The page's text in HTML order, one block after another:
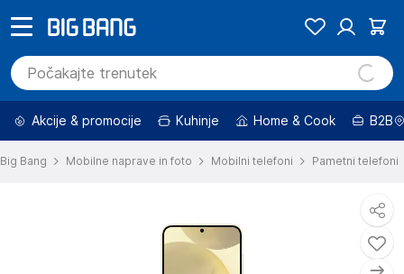
Akcije & promocije Kuhinje Home & Cook B2B
Big Bang Mobilne naprave in foto Mobilni telefoni Pametni telefoni